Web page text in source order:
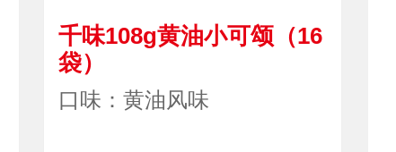
千味108g黄油小可颂（16
袋）
口味：黄油风味